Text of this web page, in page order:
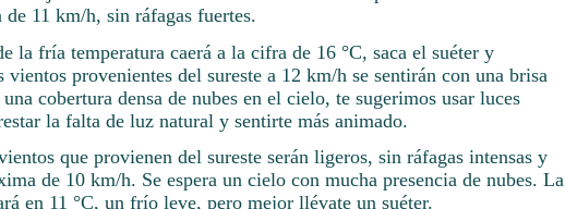
11 km/h, sin ráfagas fuertes.
la fría temperatura caerá a la cifra de 16 °C, saca el suéter y
vientos provenientes del sureste a 12 km/h se sentirán con una brisa
cobertura densa de nubes en el cielo, te sugerimos usar luces
la falta de luz natural y sentirte más animado.
que provienen del sureste serán ligeros, sin ráfagas intensas y
de 10 km/h. Se espera un cielo con mucha presencia de nubes. La
en 11 °C, un frío leve, pero mejor llévate un suéter.